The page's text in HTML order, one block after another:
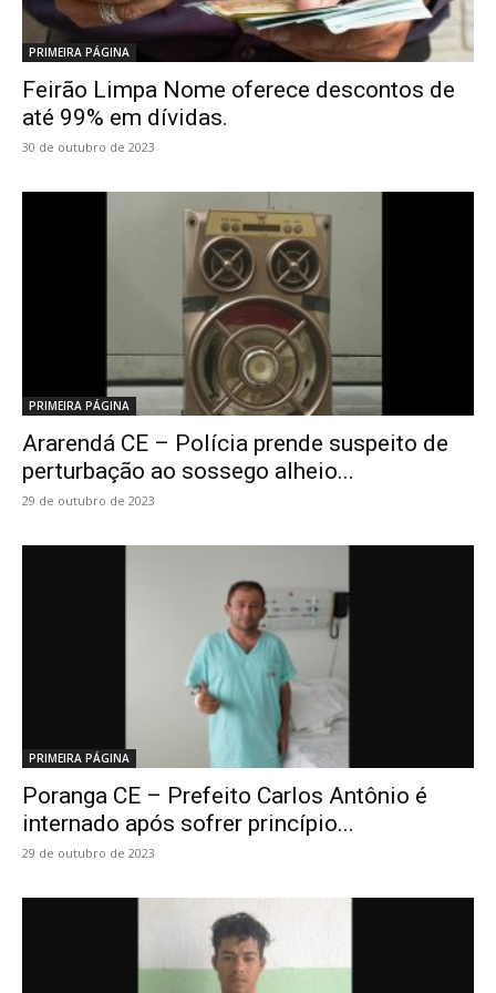
PRIMEIRA PÁGINA
Feirão Limpa Nome oferece descontos de
até 99% em dívidas.
30 de outubro de 2023
PRIMEIRA PÁGINA
Ararendá CE – Polícia prende suspeito de
perturbação ao sossego alheio...
29 de outubro de 2023
PRIMEIRA PÁGINA
Poranga CE – Prefeito Carlos Antônio é
internado após sofrer princípio...
29 de outubro de 2023